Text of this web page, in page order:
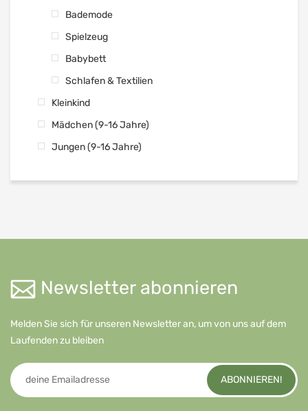
Bademode
Spielzeug
Babybett
Schlafen & Textilien
Kleinkind
Mädchen (9-16 Jahre)
Jungen (9-16 Jahre)
Newsletter abonnieren
Melden Sie sich für unseren Newsletter an, um von uns auf dem
Laufenden zu bleiben
ABONNIEREN!